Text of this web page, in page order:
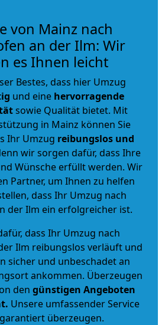
von Mainz nach
an der Ilm: Wir
es Ihnen leicht
Bestes, dass hier Umzug
und eine hervorragende
sowie Qualität bietet. Mit
in Mainz können Sie
Ihr Umzug reibungslos und
wir sorgen dafür, dass Ihre
Wünsche erfüllt werden. Wir
Partner, um Ihnen zu helfen
dass Ihr Umzug nach
der Ilm ein erfolgreicher ist.
dass Ihr Umzug nach
Ilm reibungslos verläuft und
sicher und unbeschadet an
ankommen. Überzeugen
den günstigen Angeboten
. Unsere umfassender Service
überzeugen.